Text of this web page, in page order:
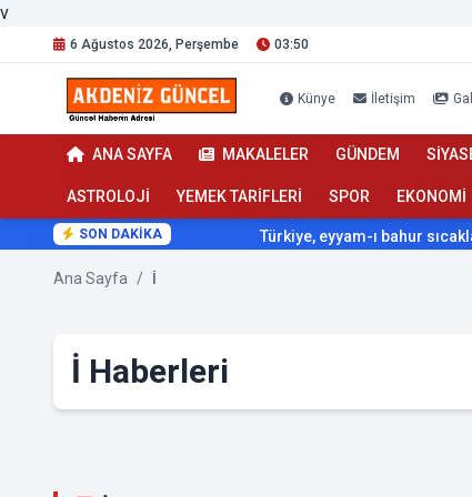
v
6 Ağustos 2026, Perşembe 03:50
Künye İletişim
ANA SAYFA MAKALELER GÜNDEM
ASTROLOJİ YEMEK TARİFLERİ SPOR EKONOMİ
SON DAKİKA Türkiye, eyyam-ı bahur sıcaklarının
Ana Sayfa / İ
İ Haberleri